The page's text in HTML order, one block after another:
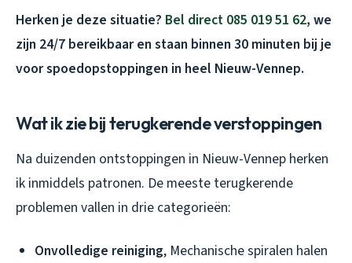
Herken je deze situatie? Bel direct 085 019 51 62, we
zijn 24/7 bereikbaar en staan binnen 30 minuten bij je
voor spoedopstoppingen in heel Nieuw-Vennep.
Wat ik zie bij terugkerende verstoppingen
Na duizenden ontstoppingen in Nieuw-Vennep herken
ik inmiddels patronen. De meeste terugkerende
problemen vallen in drie categorieën:
Onvolledige reiniging, Mechanische spiralen halen